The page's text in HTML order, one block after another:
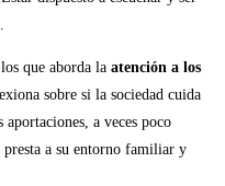
que aborda la atención a los
sobre si la sociedad cuida
aportaciones, a veces poco
presta a su entorno familiar y